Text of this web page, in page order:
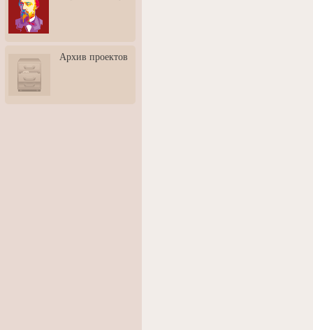
3: Обусловленности
человека и их влияние на
карьеру
скульптором Дмитрием
Тугариновым
АртБульвар в День города
Архив проектов